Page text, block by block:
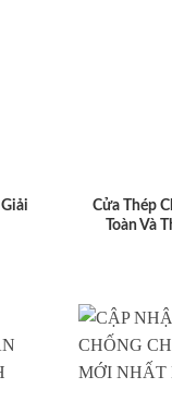
Cửa Thép
Toàn Và